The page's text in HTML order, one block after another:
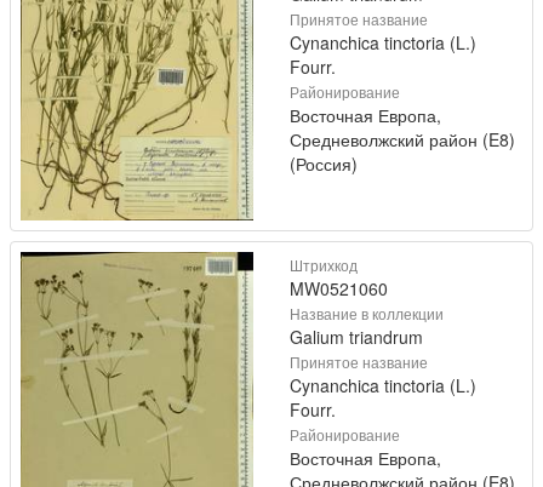
Принятое название
Cynanchica tinctoria (L.)
Fourr.
Районирование
Восточная Европа,
Средневолжский район (E8)
(Россия)
Штрихкод
MW0521060
Название в коллекции
Galium triandrum
Принятое название
Cynanchica tinctoria (L.)
Fourr.
Районирование
Восточная Европа,